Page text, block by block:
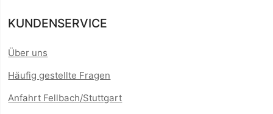
KUNDENSERVICE
Über uns
Häufig gestellte Fragen
Anfahrt Fellbach/Stuttgart